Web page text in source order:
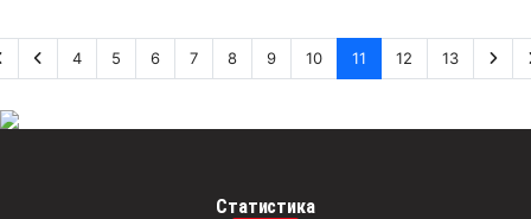
4 5 6 7 8 9 10 11 12 13
Статистика